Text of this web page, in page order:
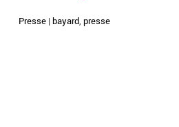
Presse |bayard,presse